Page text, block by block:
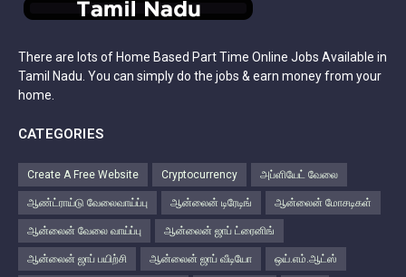
There are lots of Home Based Part Time Online Jobs Available in
Tamil Nadu. You can simply do the jobs & earn money from your
home.
CATEGORIES
Create A Free Website Cryptocurrency அப்ளியேட் வேலை
ஆண்ட்ராய்டு வேலைவாய்ப்பு ஆன்லைன் டிரேடிங் ஆன்லைன் மோசடிகள்
ஆன்லைன் வேலை வாய்ப்பு ஆன்லைன் ஜாப் ட்ரைனிங்
ஆன்லைன் ஜாப் பயிற்சி ஆன்லைன் ஜாப் வீடியோ ஒய்.எம்.ஆட்ஸ்